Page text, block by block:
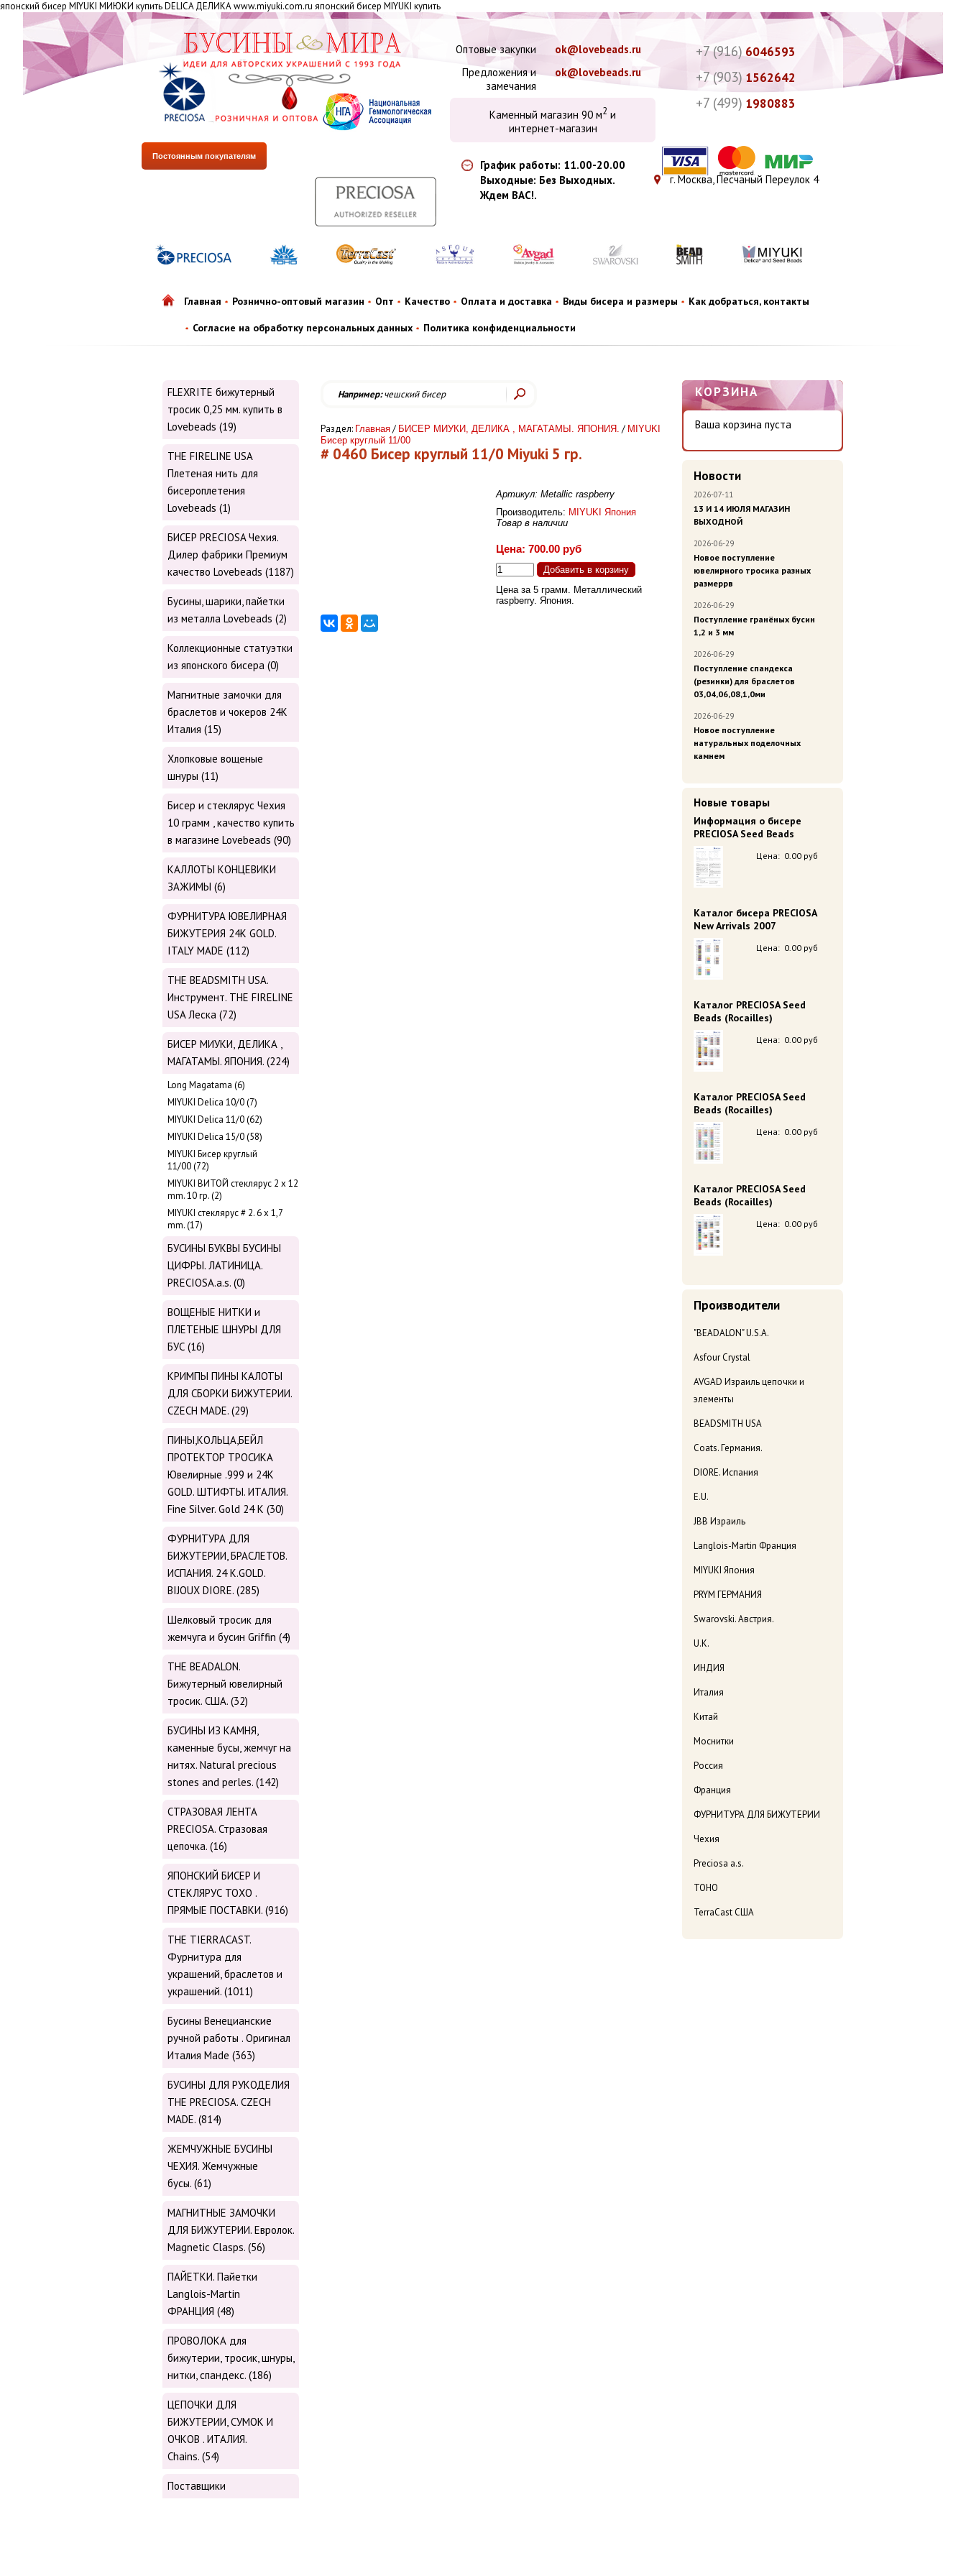
японский бисер MIYUKI МИЮКИ купить DELICA ДЕЛИКА www.miyuki.com.ru японский бисер MIYUKI купить
+7 (916) 6046593
+7 (903) 1562642
+7 (499) 1980883
Оптовые закупки
ok@lovebeads.ru
Предложения и
замечания
ok@lovebeads.ru
Каменный магазин 90 м2 и
интернет-магазин
г. Москва, Песчаный Переулок 4
График работы: 11.00-20.00
Выходные: Без Выходных.
Ждем ВАС!.
Постоянным покупателям
Главная Рознично-оптовый магазин Опт Качество Оплата и доставка Виды бисера и размеры Как добраться, контакты
Согласие на обработку персональных данных Политика конфиденциальности
КОРЗИНА
Ваша корзина пуста
Новости
2026-07-11
13 И 14 ИЮЛЯ МАГАЗИН
ВЫХОДНОЙ
2026-06-29
Новое поступление
ювелирного тросика разных
размеррв
2026-06-29
Поступление гранёных бусин
1,2 и 3 мм
2026-06-29
Поступление спандекса
(резинки) для браслетов
03,04,06,08,1,0ми
2026-06-29
Новое поступление
натуральных поделочных
камнем
Новые товары
Информация о бисере
PRECIOSA Seed Beads
Цена: 0.00 руб
Каталог бисера PRECIOSA
New Arrivals 2007
Цена: 0.00 руб
Каталог PRECIOSA Seed
Beads (Rocailles)
Цена: 0.00 руб
Каталог PRECIOSA Seed
Beads (Rocailles)
Цена: 0.00 руб
Каталог PRECIOSA Seed
Beads (Rocailles)
Цена: 0.00 руб
Производители
"BEADALON" U.S.A.
Asfour Crystal
AVGAD Израиль цепочки и
элементы
BEADSMITH USA
Coats. Германия.
DIORE. Испания
E.U.
JBB Израиль
Langlois-Martin Франция
MIYUKI Япония
PRYM ГЕРМАНИЯ
Swarovski. Австрия.
U.K.
ИНДИЯ
Италия
Китай
Моснитки
Россия
Франция
ФУРНИТУРА ДЛЯ БИЖУТЕРИИ
Чехия
Preciosa a.s.
TOHO
TerraCast США
FLEXRITE бижутерный
тросик 0,25 мм. купить в
Lovebeads (19)
THE FIRELINE USA
Плетеная нить для
бисероплетения
Lovebeads (1)
БИСЕР PRECIOSA Чехия.
Дилер фабрики Премиум
качество Lovebeads (1187)
Бусины, шарики, пайетки
из металла Lovebeads (2)
Коллекционные статуэтки
из японского бисера (0)
Магнитные замочки для
браслетов и чокеров 24К
Италия (15)
Хлопковые вощеные
шнуры (11)
Бисер и стеклярус Чехия
10 грамм , качество купить
в магазине Lovebeads (90)
КАЛЛОТЫ КОНЦЕВИКИ
ЗАЖИМЫ (6)
ФУРНИТУРА ЮВЕЛИРНАЯ
БИЖУТЕРИЯ 24К GOLD.
ITALY MADE (112)
THE BEADSMITH USA.
Инструмент. THE FIRELINE
USA Леска (72)
БИСЕР МИУКИ, ДЕЛИКА ,
МАГАТАМЫ. ЯПОНИЯ. (224)
Long Magatama (6)
MIYUKI Delica 10/0 (7)
MIYUKI Delica 11/0 (62)
MIYUKI Delica 15/0 (58)
MIYUKI Бисер круглый
11/00 (72)
MIYUKI ВИТОЙ стеклярус 2 х 12
mm. 10 гр. (2)
MIYUKI стеклярус # 2. 6 х 1,7
mm. (17)
БУСИНЫ БУКВЫ БУСИНЫ
ЦИФРЫ. ЛАТИНИЦА.
PRECIOSA.a.s. (0)
ВОЩЕНЫЕ НИТКИ и
ПЛЕТЕНЫЕ ШНУРЫ ДЛЯ
БУС (16)
КРИМПЫ ПИНЫ КАЛОТЫ
ДЛЯ СБОРКИ БИЖУТЕРИИ.
CZECH MADE. (29)
ПИНЫ,КОЛЬЦА,БЕЙЛ
ПРОТЕКТОР ТРОСИКА
Ювелирные .999 и 24К
GOLD. ШТИФТЫ. ИТАЛИЯ.
Fine Silver. Gold 24 K (30)
ФУРНИТУРА ДЛЯ
БИЖУТЕРИИ, БРАСЛЕТОВ.
ИСПАНИЯ. 24 K.GOLD.
BIJOUX DIORE. (285)
Шелковый тросик для
жемчуга и бусин Griffin (4)
THE BEADALON.
Бижутерный ювелирный
тросик. США. (32)
БУСИНЫ ИЗ КАМНЯ,
каменные бусы, жемчуг на
нитях. Natural precious
stones and perles. (142)
СТРАЗОВАЯ ЛЕНТА
PRECIOSA. Стразовая
цепочка. (16)
ЯПОНСКИЙ БИСЕР И
СТЕКЛЯРУС TOХО .
ПРЯМЫЕ ПОСТАВКИ. (916)
THE TIERRACAST.
Фурнитура для
украшений, браслетов и
украшений. (1011)
Бусины Венецианские
ручной работы . Оригинал
Италия Made (363)
БУСИНЫ ДЛЯ РУКОДЕЛИЯ
THE PRECIOSA. CZECH
MADE. (814)
ЖЕМЧУЖНЫЕ БУСИНЫ
ЧЕХИЯ. Жемчужные
бусы. (61)
МАГНИТНЫЕ ЗАМОЧКИ
ДЛЯ БИЖУТЕРИИ. Евролок.
Magnetic Сlasps. (56)
ПАЙЕТКИ. Пайетки
Langlois-Martin
ФРАНЦИЯ (48)
ПРОВОЛОКА для
бижутерии, тросик, шнуры,
нитки, cпандекс. (186)
ЦЕПОЧКИ ДЛЯ
БИЖУТЕРИИ, СУМОК И
ОЧКОВ . ИТАЛИЯ.
Chains. (54)
Поставщики
Например:чешский бисер
Раздел: Главная / БИСЕР МИУКИ, ДЕЛИКА , МАГАТАМЫ. ЯПОНИЯ. / MIYUKI
Бисер круглый 11/00
# 0460 Бисер круглый 11/0 Miyuki 5 гр.
Артикул: Metallic raspberry
Производитель: MIYUKI Япония
Товар в наличии
Цена: 700.00 руб
Цена за 5 грамм. Металлический
raspberry. Япония.